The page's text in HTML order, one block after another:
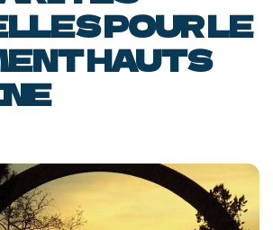
POUR LE
HAUTS